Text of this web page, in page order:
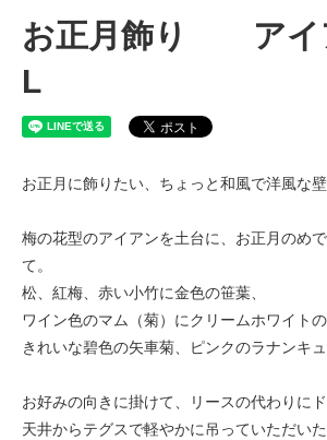
お正月飾り アイ
L
お正月に飾りたい、ちょっと和風で洋風な
梅の花型のアイアンを土台に、お正月のめ
て。
松、紅梅、赤い小竹に金色の笹葉、
ワイン色のマム（菊）にクリームホワイトの
きれいな碧色の矢車菊、ピンクのラナンキ
お好みの向きに掛けて、リースの代わりにド
天井からテグスで軽やかに吊っていただいた